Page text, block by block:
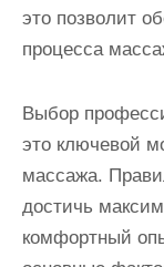
это позволит
процесса
Выбор
это ключевой
массажа.
достичь
комфортный